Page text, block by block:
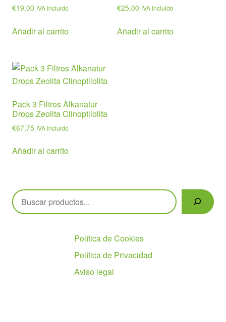
€19,00 IVA Incluido
Añadir al carrito
€25,00 IVA Incluido
Añadir al carrito
Pack 3 Filtros Alkanatur
Drops Zeolita Clinoptilolita
€67,75 IVA Incluido
Añadir al carrito
Buscar
Política de Cookies
Política de Privacidad
Aviso legal